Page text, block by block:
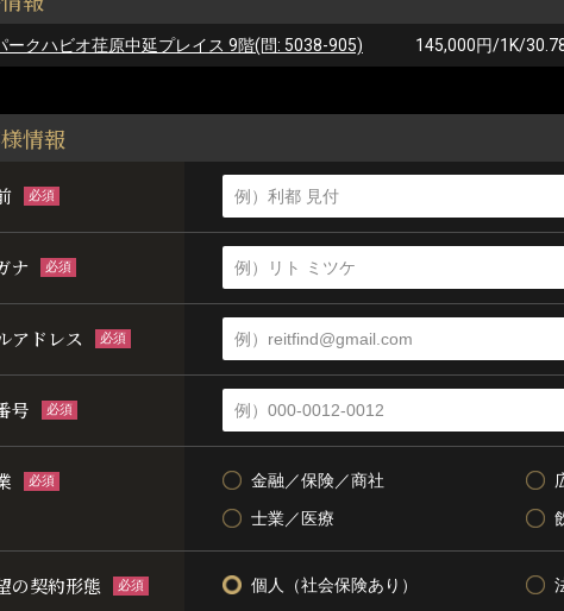
ークハビオ荏原中延プレイス 9階(問: 5038-905) 145,000円/1K/
情報
必須
ナ 必須
アドレス 必須
号 必須
必須 金融／保険／商社
士業／医療
の契約形態 必須 個人（社会保険あり）